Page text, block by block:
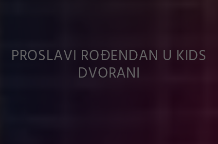
PROSLAVI ROĐENDAN U KIDS
DVORANI